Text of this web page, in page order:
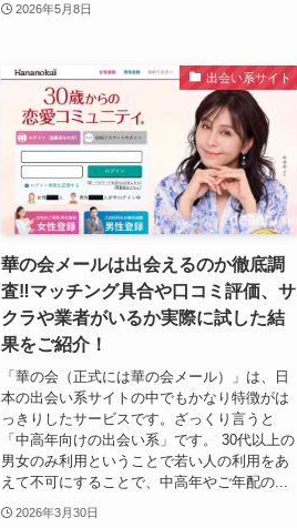
2026年5月8日
出会い系サイト
華の会メールは出会えるのか徹底調
査‼マッチング具合や口コミ評価、サ
クラや業者がいるか実際に試した結
果をご紹介！
「華の会（正式には華の会メール）」は、日
本の出会い系サイトの中でもかなり特徴がは
っきりしたサービスです。ざっくり言うと
「中高年向けの出会い系」です。 30代以上の
男女のみ利用ということで若い人の利用をあ
えて不可にすることで、中高年やご年配の...
2026年3月30日